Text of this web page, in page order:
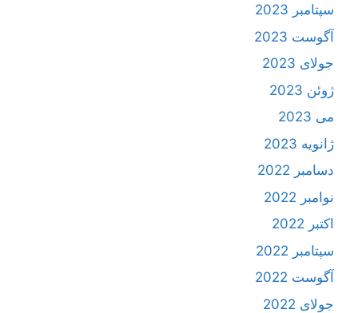
سپتامبر 2023
آگوست 2023
جولای 2023
ژوئن 2023
می 2023
ژانویه 2023
دسامبر 2022
نوامبر 2022
اکتبر 2022
سپتامبر 2022
آگوست 2022
جولای 2022